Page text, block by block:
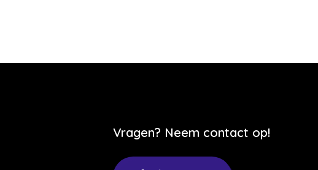
Vragen? Neem contact op!